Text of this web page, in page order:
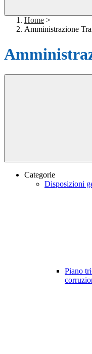
Home >
Amministrazione
Categorie
Disposizioni
Piano